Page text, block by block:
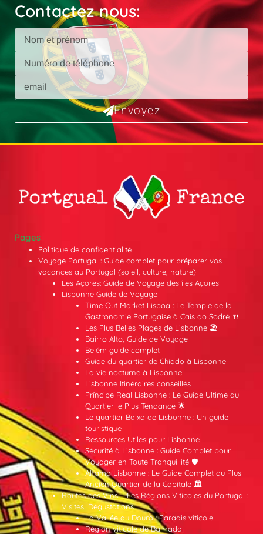
Contactez nous:
Envoyez
Pages
Politique de confidentialité
Voyage Portugal : Guide complet pour préparer vos
vacances au Portugal (soleil, culture, nature)
Les Açores: Guide de Voyage des îles Açores
Lisbonne Guide de Voyage
Time Out Market Lisboa : Le Temple de la
Gastronomie Portugaise à Cais do Sodré 🍴
Les Plus Belles Plages de Lisbonne 🏖️
Bairro Alto, Guide de Voyage
Belém guide complet
Guide du quartier de Chiado à Lisbonne
La vie nocturne à Lisbonne
Lisbonne Itinéraires conseillés
Príncipe Real Lisbonne : Le Guide Ultime du
Quartier le Plus Tendance 🌟
Le quartier Baixa de Lisbonne : Un guide
touristique
Ressources Utiles pour Lisbonne
Sécurité à Lisbonne : Guide Complet pour
Voyager en Toute Tranquillité 🛡️
Alfama Lisbonne : Le Guide Complet du Plus
Ancien Quartier de la Capitale 🏛️
Routes des Vins – Les Régions Viticoles du Portugal :
Visites, Dégustations
La Vallée du Douro : Paradis viticole
Région viticole de Bairrada